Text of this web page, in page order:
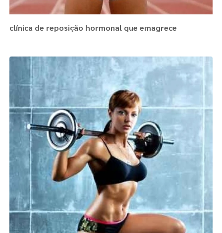
clínica de reposição hormonal que emagrece